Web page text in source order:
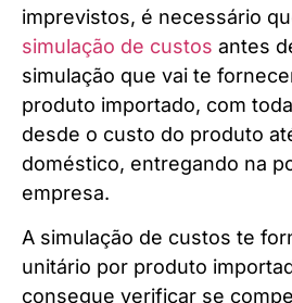
imprevistos, é necessário
simulação de custos antes
simulação que vai te
produto importado, com
desde o custo do produto
doméstico, entregando na
empresa.
A simulação de custos te
unitário por produto
consegue verificar se